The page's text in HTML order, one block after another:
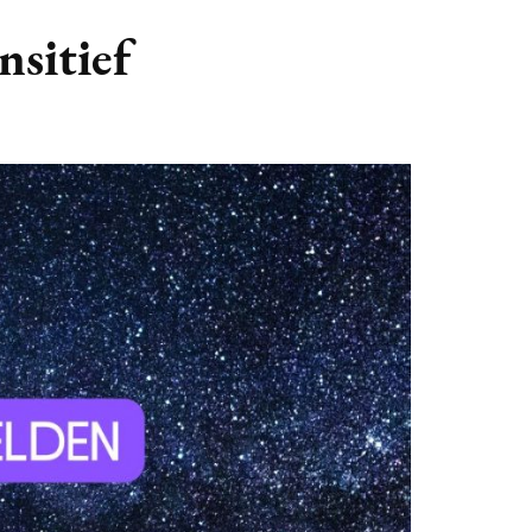
(BULLET) JOURNALLING
DUURZAAMHEID
WILDPLUKKEN
INTERVIEWS
NIEUWS
SAMENWERKEN
CONTACT